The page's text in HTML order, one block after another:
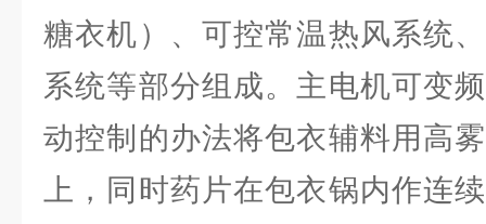
糖衣机）、可控常温热风系统
系统等部分组成。主电机可变
动控制的办法将包衣辅料用高
上，同时药片在包衣锅内作连